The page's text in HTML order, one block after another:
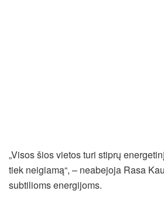
„Visos šios vietos turi stiprų
tiek neigiamą“, – neabejoja Rasa
subtilioms energijoms.